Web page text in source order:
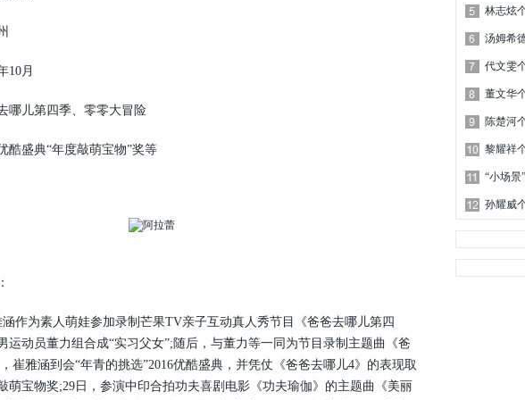
月
儿第四季、零零大冒险
盛典“年度敲萌宝物”奖等
为素人萌娃参加录制芒果TV亲子互动真人秀节目《爸爸去哪儿第四
运动员董力组合成“实习父女”;随后，与董力等一同为节目录制主题曲《爸
崔雅涵到会“年青的挑选”2016优酷盛典，并凭仗《爸爸去哪儿4》的表现取
萌宝物奖;29日，参演中印合拍功夫喜剧电影《功夫瑜伽》的主题曲《美丽